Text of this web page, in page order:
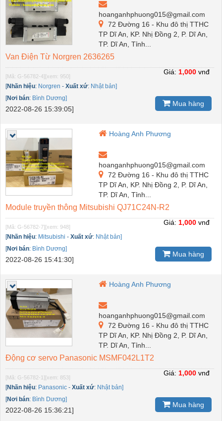
hoanganhphuong015@gmail.com
72 Đường 16 - Khu đô thị TTHC
TP Dĩ An, KP. Nhị Đồng 2, P. Dĩ An,
TP. Dĩ An, Tỉnh...
Van Điện Từ Norgren 2636265
[Mã: G-56782-4] [xem: 950]
[Nhãn hiệu: Norgren - Xuất xứ: Nhật bản]
[Nơi bán: Bình Dương]
2022-08-26 15:39:05]
Giá: 1,000 vnđ
Mua hàng
Hoàng Anh Phương
hoanganhphuong015@gmail.com
72 Đường 16 - Khu đô thị TTHC
TP Dĩ An, KP. Nhị Đồng 2, P. Dĩ An,
TP. Dĩ An, Tỉnh...
Module truyền thông Mitsubishi QJ71C24N-R2
[Mã: G-56782-7] [xem: 948]
[Nhãn hiệu: Mitsubishi - Xuất xứ: Nhật bản]
[Nơi bán: Bình Dương]
2022-08-26 15:41:30]
Giá: 1,000 vnđ
Mua hàng
Hoàng Anh Phương
hoanganhphuong015@gmail.com
72 Đường 16 - Khu đô thị TTHC
TP Dĩ An, KP. Nhị Đồng 2, P. Dĩ An,
TP. Dĩ An, Tỉnh...
Động cơ servo Panasonic MSMF042L1T2
[Mã: G-56782-1] [xem: 853]
[Nhãn hiệu: Panasonic - Xuất xứ: Nhật bản]
[Nơi bán: Bình Dương]
2022-08-26 15:36:21]
Giá: 1,000 vnđ
Mua hàng